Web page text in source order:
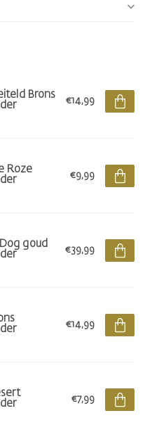
Brons
€14,99
Roze
€9,99
goud
€39,99
€14,99
€7,99